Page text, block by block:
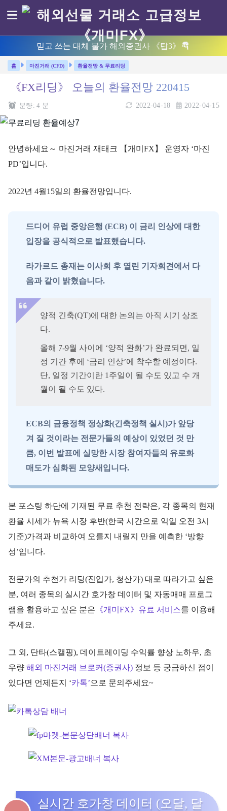
믿고 쓰는 대체 불가 해외증권사 《탑3》
마진거래 (CFD) 환율전망 & 무료리딩
《FX리딩》 오늘의 환율전망 220415
2022-04-15
2022-04-18
분량: 4 분
안녕하세요～ 마진거래 재태크 【개미FX】 운영자 ‘마진
PD’입니다.
2022년 4월15일의 환율전망입니다.
드디어 유럽 중앙은행 (ECB) 이 금리 인상에 대한
입장을 공식적으로 발표했습니다.
라가르드 총재는 이사회 후 열린 기자회견에서 다
음과 같이 밝혔습니다.
양적 긴축(QT)에 대한 논의는 아직 시기 상조
다.
올해 7-9월 사이에 ‘양적 완화’가 완료되면, 일
정 기간 후에 ‘금리 인상’에 착수할 예정이다.
단, 일정 기간이란 1주일이 될 수도 있고 수 개
월이 될 수도 있다.
ECB의 금융정책 정상화(긴축정책 실시)가 앞당
겨 질 것이라는 전문가들의 예상이 있었던 것 만
큼, 이번 발표에 실망한 시장 참여자들의 유로화
매도가 심화된 모양새입니다.
본 포스팅 하단에 기재된 무료 추천 전략은, 각 종목의 현재
환율 시세가 뉴욕 시장 후반(한국 시간으로 익일 오전 3시
기준)가격과 비교하여 오를지 내릴지 만을 예측한 ‘방향
성’입니다.
전문가의 추천가 리딩(진입가, 청산가) 대로 따라가고 싶은
분, 여러 종목의 실시간 호가창 데이터 및 자동매매 프로그
램을 활용하고 싶은 분은 《개미FX》유료 서비스를 이용해
주세요.
그 외, 단타(스캘핑), 데이트레이딩 수익률 향상 노하우, 초
우량 해외 마진거래 브로커(증권사) 정보 등 궁금하신 점이
있다면 언제든지 ‘카톡’으로 문의주세요~
실시간 호가창 데이터 (오달, 달